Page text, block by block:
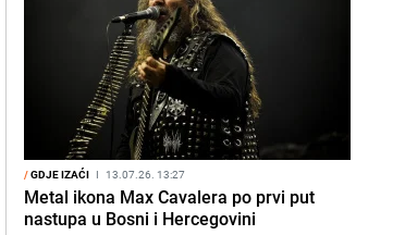
/GDJE IZAĆI I 13.07.26. 13:27
Metal ikona Max Cavalera po prvi put
nastupa u Bosni i Hercegovini